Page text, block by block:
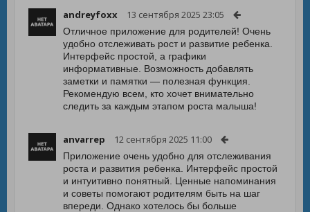
andreyfoxx 13 сентября 2025 23:05
Отличное приложение для родителей! Очень
удобно отслеживать рост и развитие ребенка.
Интерфейс простой, а графики
информативные. Возможность добавлять
заметки и памятки — полезная функция.
Рекомендую всем, кто хочет внимательно
следить за каждым этапом роста малыша!
anvarrep 12 сентября 2025 11:00
Приложение очень удобно для отслеживания
роста и развития ребенка. Интерфейс простой
и интуитивно понятный. Ценные напоминания
и советы помогают родителям быть на шаг
впереди. Однако хотелось бы больше